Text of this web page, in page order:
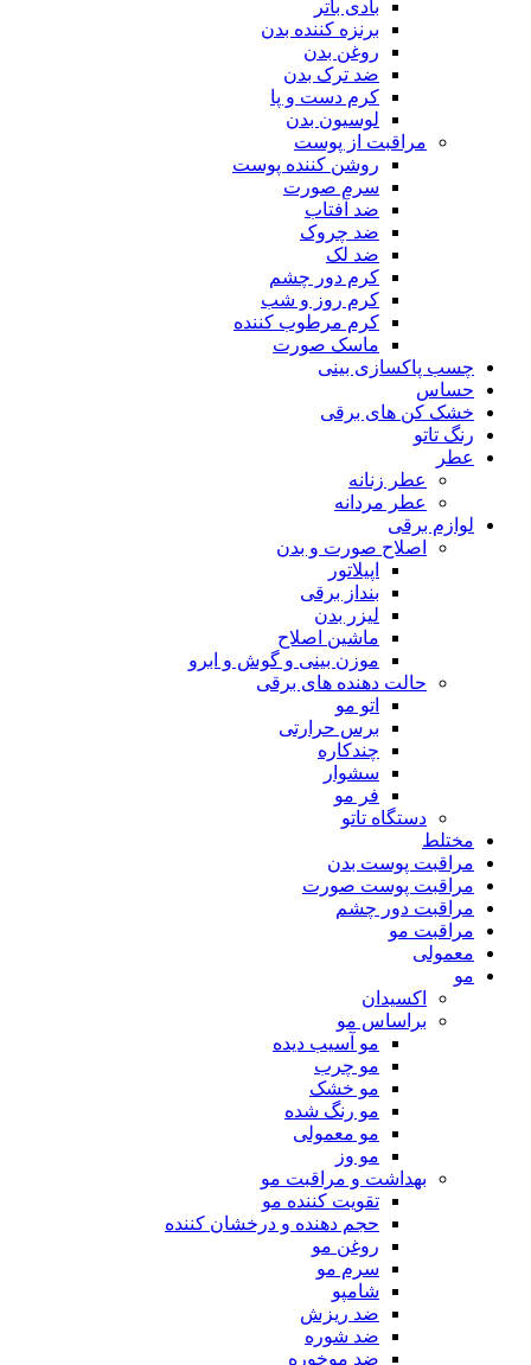
بادی باتر
برنزه کننده بدن
روغن بدن
ضد ترک بدن
کرم دست و پا
لوسیون بدن
مراقبت از پوست
روشن کننده پوست
سرم صورت
ضد آفتاب
ضد چروک
ضد لک
کرم دور چشم
کرم روز و شب
کرم مرطوب کننده
ماسک صورت
چسب پاکسازی بینی
حساس
خشک کن های برقی
رنگ تاتو
عطر
عطر زنانه
عطر مردانه
لوازم برقی
اصلاح صورت و بدن
اپیلاتور
بنداز برقی
لیزر بدن
ماشین اصلاح
موزن بینی و گوش و ابرو
حالت دهنده های برقی
اتو مو
برس حرارتی
چندکاره
سشوار
فر مو
دستگاه تاتو
مختلط
مراقبت پوست بدن
مراقبت پوست صورت
مراقبت دور چشم
مراقبت مو
معمولی
مو
اکسیدان
براساس مو
مو آسیب دیده
مو چرب
مو خشک
مو رنگ شده
مو معمولی
مو وز
بهداشت و مراقبت مو
تقویت کننده مو
حجم دهنده و درخشان کننده
روغن مو
سرم مو
شامپو
ضد ریزش
ضد شوره
ضد موخوره